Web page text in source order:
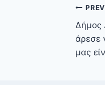
Δήμος
άρεσε
μας